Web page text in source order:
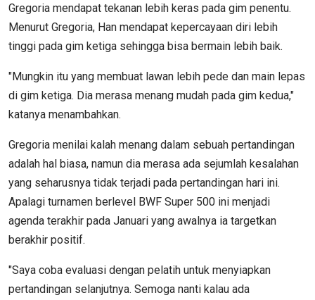
Gregoria mendapat tekanan lebih keras pada gim penentu.
Menurut Gregoria, Han mendapat kepercayaan diri lebih
tinggi pada gim ketiga sehingga bisa bermain lebih baik.
"Mungkin itu yang membuat lawan lebih pede dan main lepas
di gim ketiga. Dia merasa menang mudah pada gim kedua,"
katanya menambahkan.
Gregoria menilai kalah menang dalam sebuah pertandingan
adalah hal biasa, namun dia merasa ada sejumlah kesalahan
yang seharusnya tidak terjadi pada pertandingan hari ini.
Apalagi turnamen berlevel BWF Super 500 ini menjadi
agenda terakhir pada Januari yang awalnya ia targetkan
berakhir positif.
"Saya coba evaluasi dengan pelatih untuk menyiapkan
pertandingan selanjutnya. Semoga nanti kalau ada